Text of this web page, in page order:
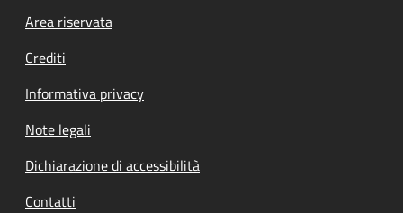
Footer menu
Area riservata
Crediti
Informativa privacy
Note legali
Dichiarazione di accessibilità
Contatti